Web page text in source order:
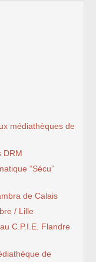
médiathèques de
DRM
“Sécu”
de Calais
/ Lille
C.P.I.E. Flandre
de